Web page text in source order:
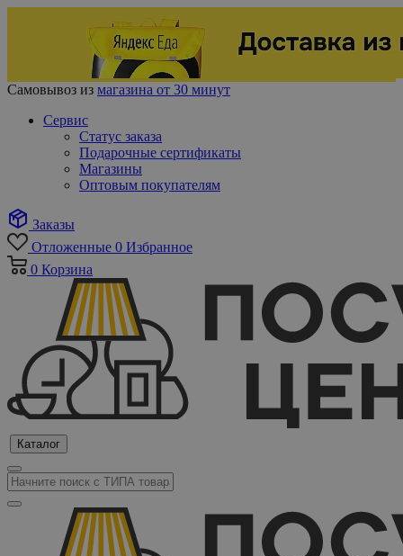
Самовывоз из магазина от 30 минут
Сервис
Статус заказа
Подарочные сертификаты
Магазины
Оптовым покупателям
Заказы
Отложенные 0 Избранное
0 Корзина
Каталог